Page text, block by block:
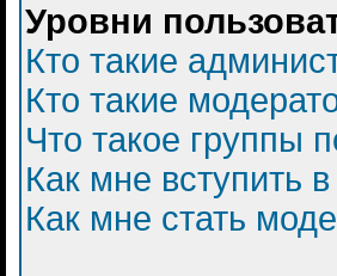
Уровни
Кто такие
Кто такие
Что такое группы
Как мне вступить
Как мне стать